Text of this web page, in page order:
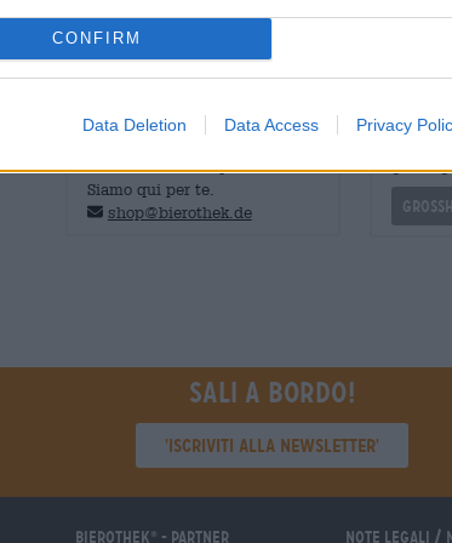
CONFIRM
Data Deletion Data Access Privacy
e un pizzico di caramello cremoso.
CONSULENZA GRATUITA SULLA
BIRRA
Hai domande su questa birra?
Siamo qui per te.
shop@bierothek.de
Sali a bordo!
'Iscriviti alla newsletter'
Bierothek - Partner Note legali /